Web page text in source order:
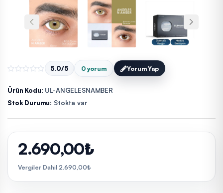
5.0/5 0 yorum Yorum Yap
Ürün Kodu: UL-ANGELESNAMBER
Stok Durumu: Stokta var
2.690,00₺
Vergiler Dahil 2.690,00₺